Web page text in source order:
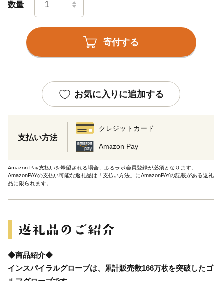
数量
寄付する
お気に入りに追加する
支払い方法
クレジットカード
Amazon Pay
Amazon Pay支払いを希望される場合、ふるラボ会員登録が必須となります。
AmazonPAYの支払い可能な返礼品は「支払い方法」にAmazonPAYの記載がある返礼
品に限られます。
◆商品紹介◆
インスパイラルグローブは、累計販売数166万枚を突破したゴ